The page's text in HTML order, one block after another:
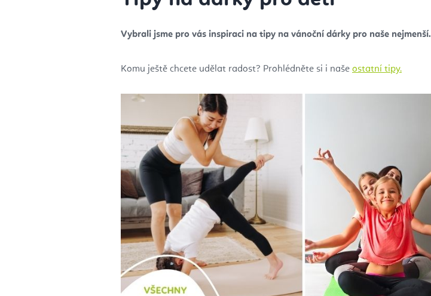
Vybrali jsme pro vás inspiraci na tipy na vánoční dárky pro naše nejmenší.
Komu ještě chcete udělat radost? Prohlédněte si i naše ostatní tipy.